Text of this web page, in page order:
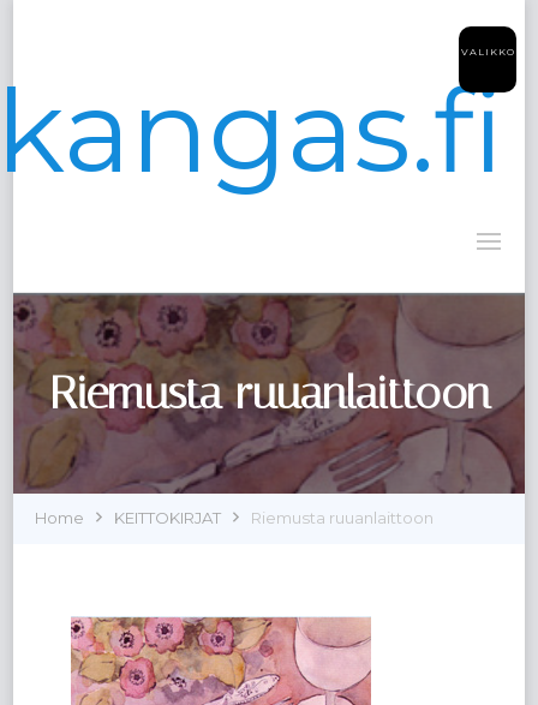
Riemusta ruuanlaittoon
Home KEITTOKIRJAT Riemusta ruuanlaittoon
VALIKKO